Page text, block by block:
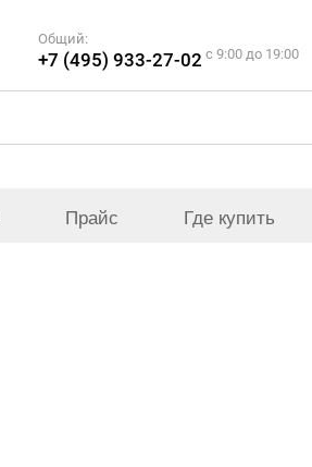
Общий:
+7 (495) 933-27-02 c 9:00 до 19:00
Прайс Где купить